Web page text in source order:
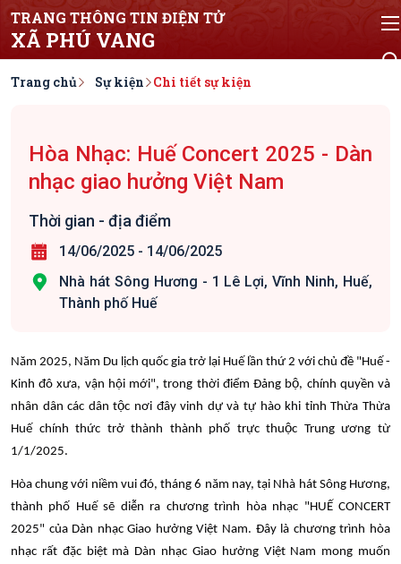
TRANG THÔNG TIN ĐIỆN TỬ
XÃ PHÚ VANG
Trang chủ Sự kiện Chi tiết sự kiện
Hòa Nhạc: Huế Concert 2025 - Dàn
nhạc giao hưởng Việt Nam
Thời gian - địa điểm
14/06/2025 - 14/06/2025
Nhà hát Sông Hương - 1 Lê Lợi, Vĩnh Ninh, Huế,
Thành phố Huế
Năm 2025, Năm Du lịch quốc gia trở lại Huế lần thứ 2 với chủ đề "Huế -
Kinh đô xưa, vận hội mới", trong thời điểm Đảng bộ, chính quyền và
nhân dân các dân tộc nơi đây vinh dự và tự hào khi tỉnh Thừa Thừa
Huế chính thức trở thành thành phố trực thuộc Trung ương từ
1/1/2025.
Hòa chung với niềm vui đó, tháng 6 năm nay, tại Nhà hát Sông Hương,
thành phố Huế sẽ diễn ra chương trình hòa nhạc "HUẾ CONCERT
2025" của Dàn nhạc Giao hưởng Việt Nam. Đây là chương trình hòa
nhạc rất đặc biệt mà Dàn nhạc Giao hưởng Việt Nam mong muốn